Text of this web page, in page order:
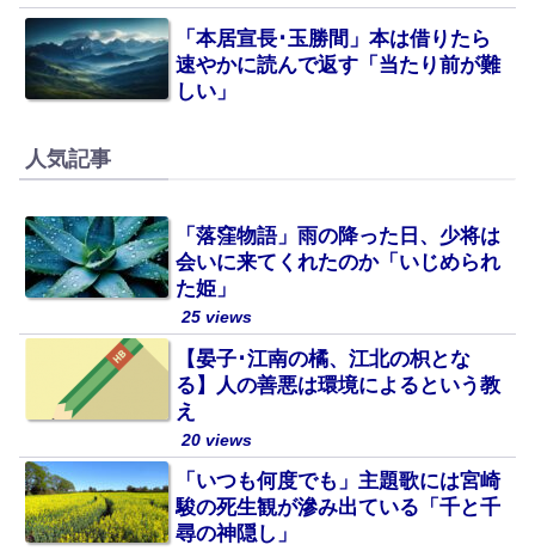
「本居宣長･玉勝間」本は借りたら
速やかに読んで返す「当たり前が難
しい」
人気記事
「落窪物語」雨の降った日、少将は
会いに来てくれたのか「いじめられ
た姫」
25 views
【晏子･江南の橘、江北の枳とな
る】人の善悪は環境によるという教
え
20 views
「いつも何度でも」主題歌には宮崎
駿の死生観が滲み出ている「千と千
尋の神隠し」